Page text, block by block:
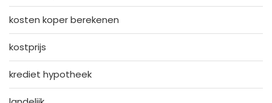
kosten koper berekenen
kostprijs
krediet hypotheek